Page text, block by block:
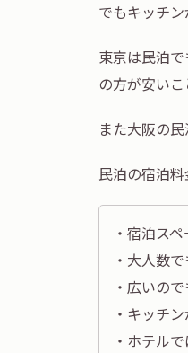
でもキッチ
東京は民泊
の方が安いこ
また大阪の
民泊の宿泊
・宿泊ス
・大人数
・広いの
・キッチ
・ホテル